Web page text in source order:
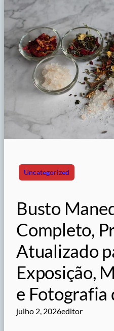
Uncategorized
Busto
Completo,
Atualizado
Exposição,
e Fotografia
julho 2, 2026editor